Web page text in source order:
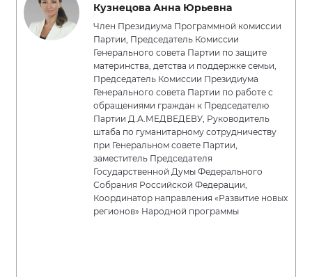
Кузнецова Анна Юрьевна
Член Президиума Программной комиссии
Партии, Председатель Комиссии
Генерального совета Партии по защите
материнства, детства и поддержке семьи,
Председатель Комиссии Президиума
Генерального совета Партии по работе с
обращениями граждан к Председателю
Партии Д.А.МЕДВЕДЕВУ, Руководитель
штаба по гуманитарному сотрудничеству
при Генеральном совете Партии,
заместитель Председателя
Государственной Думы Федерального
Собрания Российской Федерации,
Координатор направления «Развитие новых
регионов» Народной программы